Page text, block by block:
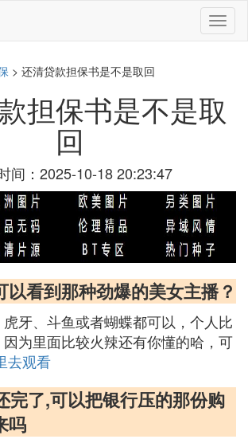
切
换
> 还清贷款担保书是不是取回
担保书是不是取
回
间：2025-10-18 20:23:47
看到那种劲爆的美女主播？
牙、斗鱼或者蝴蝶都可以，个人比
为里面比较火辣还有你懂的哈，可
去观看
完了,可以把银行压的那份购
吗